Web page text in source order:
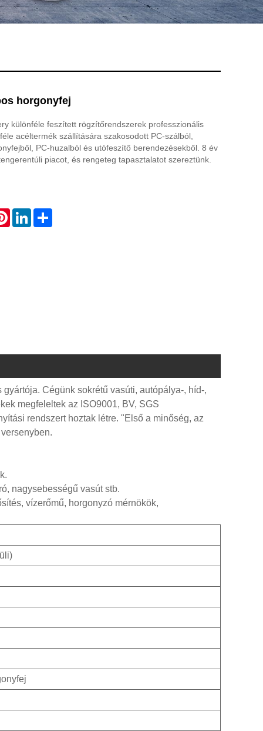
horgonyfej
különféle feszített rögzítőrendszerek professzionális
acéltermék szállítására szakosodott PC-szálból,
PC-huzalból és utófeszítő berendezésekből. 8 év
piacot, és rengeteg tapasztalatot szereztünk.
PinterestLinkedInShare
Cégünk sokrétű vasúti, autópálya-, híd-,
megfeleltek az ISO9001, BV, SGS
rendszert hoztak létre. "Első a minőség, az
nagysebességű vasút stb.
vízerőmű, horgonyzó mérnökök,